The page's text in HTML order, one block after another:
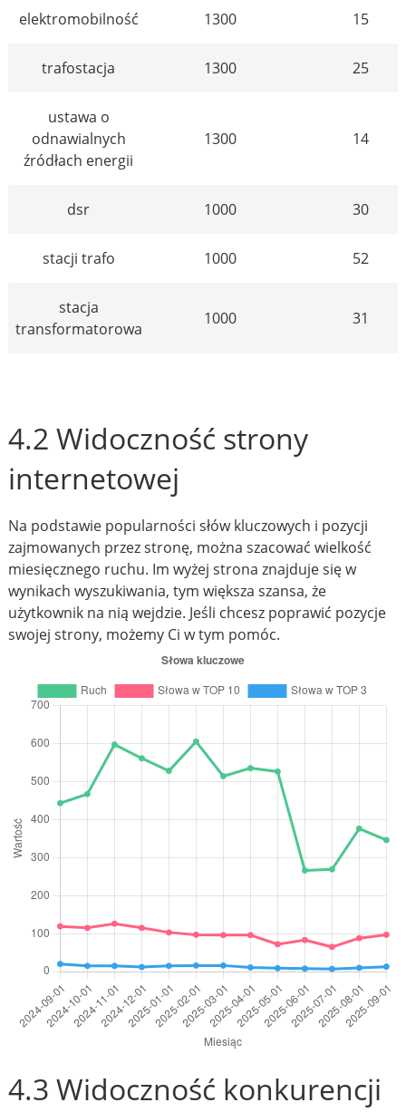
elektromobilność 1300 15
trafostacja 1300 25
ustawa o
odnawialnych
źródłach energii
1300 14
dsr 1000 30
stacji trafo 1000 52
stacja
transformatorowa
1000 31
4.2 Widoczność strony
internetowej
Na podstawie popularności słów kluczowych i pozycji
zajmowanych przez stronę, można szacować wielkość
miesięcznego ruchu. Im wyżej strona znajduje się w
wynikach wyszukiwania, tym większa szansa, że
użytkownik na nią wejdzie. Jeśli chcesz poprawić pozycje
swojej strony, możemy Ci w tym pomóc.
4.3 Widoczność konkurencji